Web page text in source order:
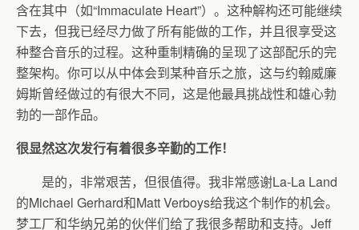
含在其中（如“Immaculate Heart”）。这种解构还可能继续
下去，但我已经尽力做了所有能做的工作，并且很享受这
种整合音乐的过程。这种重制精确的呈现了这部配乐的完
整架构。你可以从中体会到某种音乐之旅，这与约翰威廉
姆斯曾经做过的有很大不同，这是他最具挑战性和雄心勃
勃的一部作品。
很显然这次发行有着很多辛勤的工作！
是的，非常艰苦，但很值得。我非常感谢La-La Land
的Michael Gerhard和Matt Verboys给我这个制作的机会。
梦工厂和华纳兄弟的伙伴们给了我很多帮助和支持。Jeff